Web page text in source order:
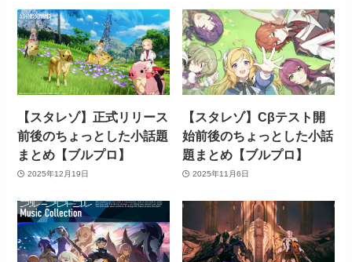
【スタレゾ】正式リリース
前後のちょっとした小話題
まとめ【ブルプロ】
2025年12月19日
【スタレゾ】Cβテスト開
始前後のちょっとした小話
題まとめ【ブルプロ】
2025年11月6日